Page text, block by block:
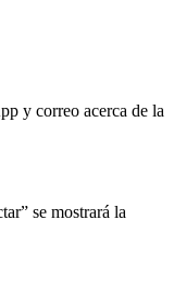
y correo acerca de la
se mostrará la